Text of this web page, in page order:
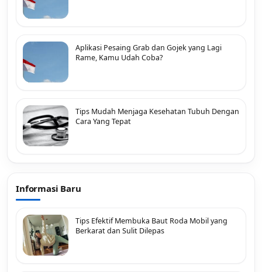
Aplikasi Pesaing Grab dan Gojek yang Lagi
Rame, Kamu Udah Coba?
Tips Mudah Menjaga Kesehatan Tubuh Dengan
Cara Yang Tepat
Informasi Baru
Tips Efektif Membuka Baut Roda Mobil yang
Berkarat dan Sulit Dilepas